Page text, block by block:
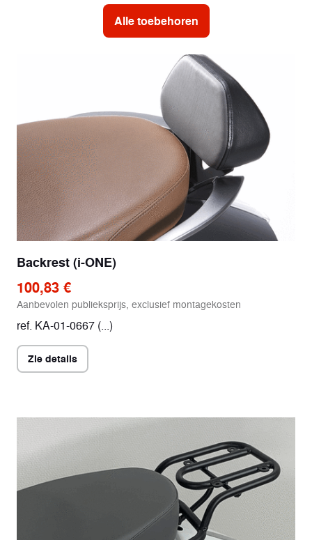
Alle toebehoren
Backrest (i-ONE)
100,83 €
Aanbevolen publieksprijs, exclusief montagekosten
ref. KA-01-0667 (...)
Zie details